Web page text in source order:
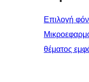
Επιλογή
θέματος